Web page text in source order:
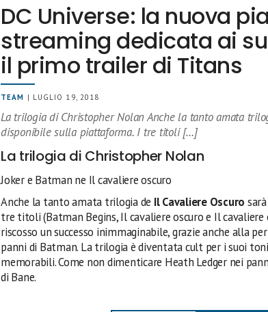
DC Universe: la nuova
streaming dedicata ai
il primo trailer di Titans
TEAM | LUGLIO 19, 2018
La trilogia di Christopher Nolan Anche la tanto amata
disponibile sulla piattaforma. I tre titoli […]
La trilogia di Christopher Nolan
Joker e Batman ne Il cavaliere oscuro
Anche la tanto amata trilogia de Il Cavaliere Oscuro
tre titoli (Batman Begins, Il cavaliere oscuro e Il
riscosso un successo inimmaginabile, grazie anche alla
panni di Batman. La trilogia è diventata cult per i suoi
memorabili. Come non dimenticare Heath Ledger nei
di Bane.